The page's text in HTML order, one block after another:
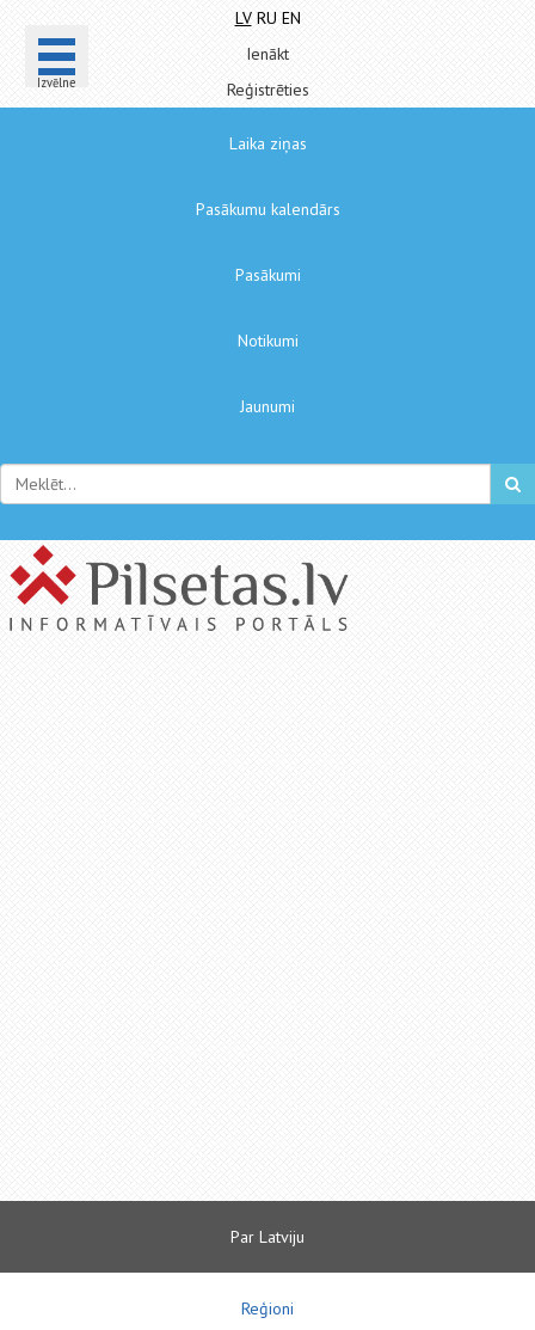
Izvēlne
LV RU EN
Ienākt
Reģistrēties
Laika ziņas
Pasākumu kalendārs
Pasākumi
Notikumi
Jaunumi
Par Latviju
Reģioni